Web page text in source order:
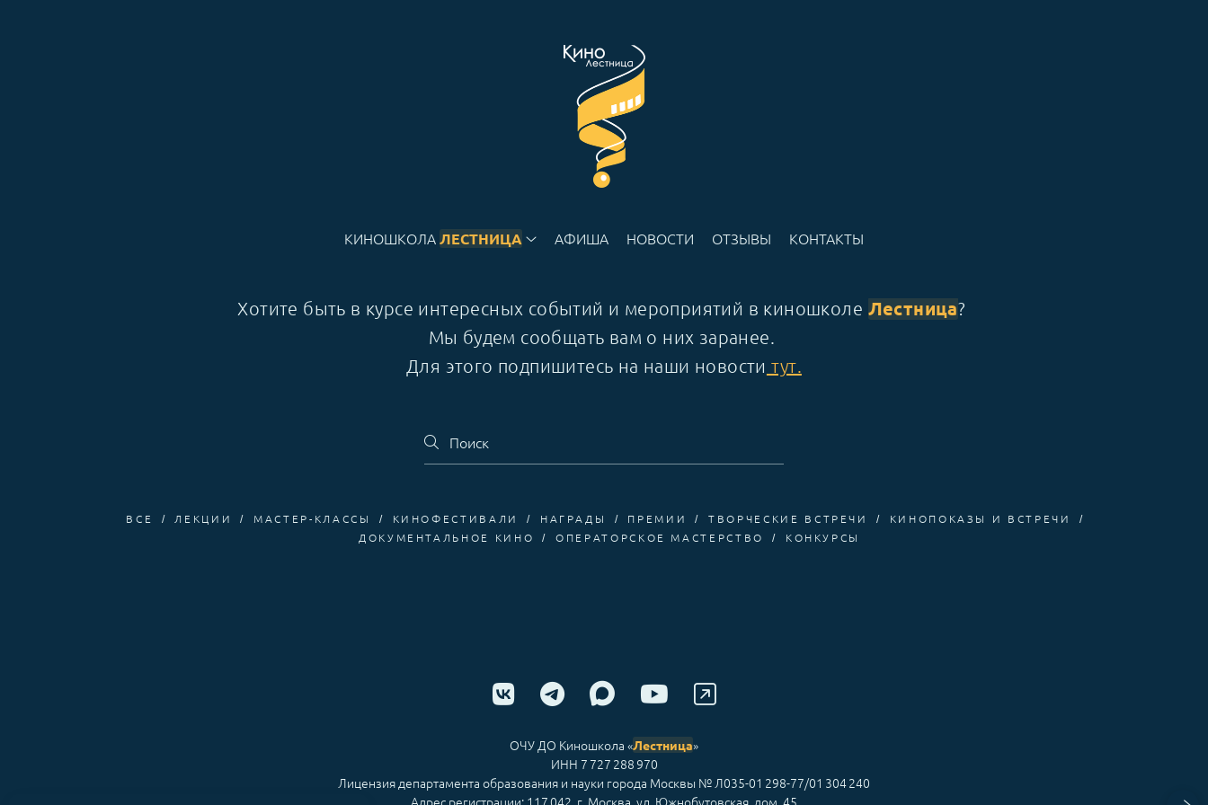
КИНОШКОЛАЛЕСТНИЦА АФИША НОВОСТИ ОТЗЫВЫ КОНТАКТЫ
Хотите быть в курсе интересных событий и мероприятий в киношколе Лестница?
Мы будем сообщать вам о них заранее.
Для этого подпишитесь на наши новости тут.
ВСЕ ЛЕКЦИИ МАСТЕР-КЛАССЫ КИНОФЕСТИВАЛИ НАГРАДЫ ПРЕМИИ ТВОРЧЕСКИЕ ВСТРЕЧИ
КИНОПОКАЗЫ И ВСТРЕЧИ
ДОКУМЕНТАЛЬНОЕ КИНО
ОПЕРАТОРСКОЕ МАСТЕРСТВО КОНКУРСЫ
ОЧУ ДО Киношкола «Лестница»
ИНН 7 727 288 970
Лицензия департамента образования и науки города Москвы № Л035-01 298-77/01 304 240
Адрес регистрации: 117 042, г. Москва, ул. Южнобутовская, дом. 45